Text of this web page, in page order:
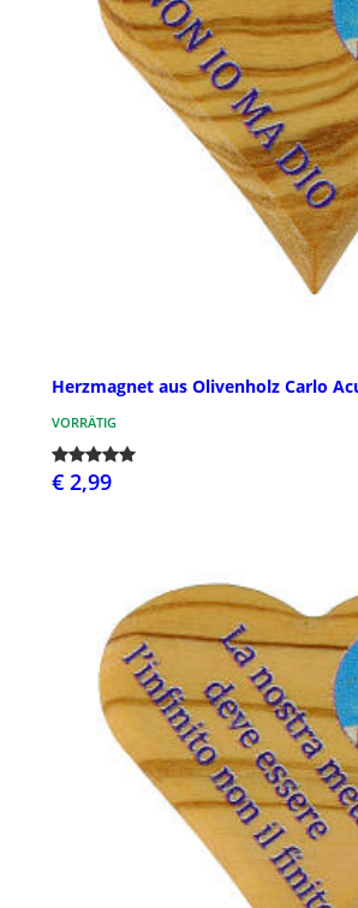
Herzmagnet aus Olivenholz Carlo
VORRÄTIG
€ 2,99